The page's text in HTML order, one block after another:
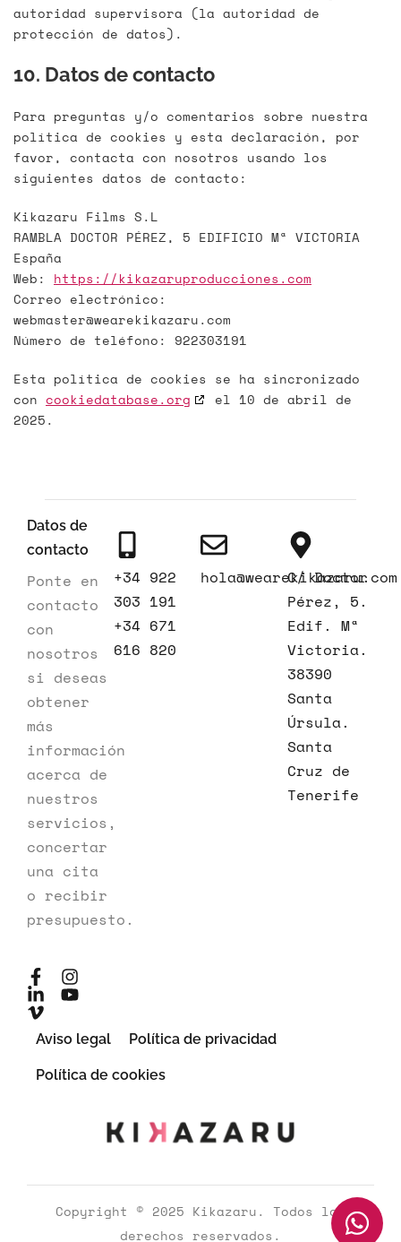
autoridad supervisora (la autoridad de
protección de datos).
10. Datos de contacto
Para preguntas y/o comentarios sobre nuestra
política de cookies y esta declaración, por
favor, contacta con nosotros usando los
siguientes datos de contacto:
Kikazaru Films S.L
RAMBLA DOCTOR PÉREZ, 5 EDIFICIO Mª VICTORIA
España
Web: https://kikazaruproducciones.com
Correo electrónico:
webmaster@wearekikazaru.com
Número de teléfono: 922303191
Esta política de cookies se ha sincronizado
con cookiedatabase.org
el 10 de abril de
2025.
Datos de
contacto
Ponte en
contacto
con
nosotros
si deseas
obtener
más
información
acerca de
nuestros
servicios,
concertar
una cita
o recibir
presupuesto.
+34 922
303 191
+34 671
616 820
hola@wearekikazaru.com
C/ Doctor
Pérez, 5.
Edif. Mª
Victoria.
38390
Santa
Úrsula.
Santa
Cruz de
Tenerife
Aviso legal Política de privacidad
Política de cookies
Copyright © 2025 Kikazaru. Todos los
derechos reservados.